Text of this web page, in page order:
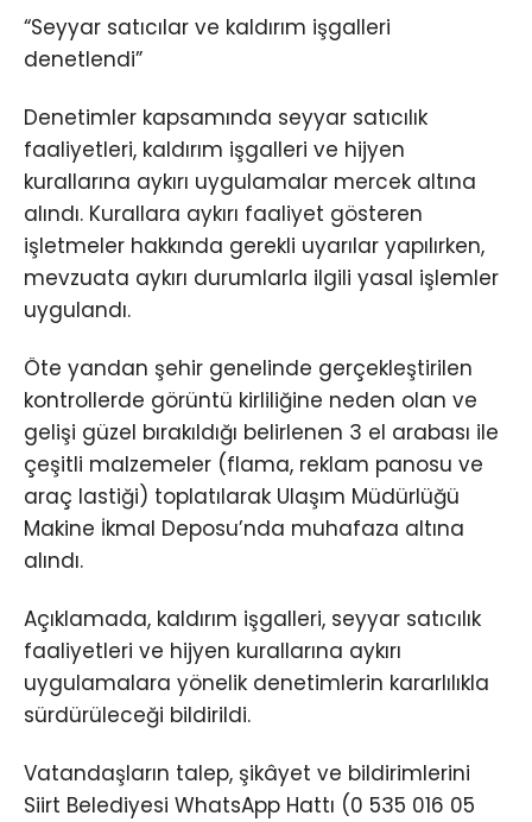
“Seyyar satıcılar ve kaldırım işgalleri
denetlendi”
Denetimler kapsamında seyyar satıcılık
faaliyetleri, kaldırım işgalleri ve hijyen
kurallarına aykırı uygulamalar mercek altına
alındı. Kurallara aykırı faaliyet gösteren
işletmeler hakkında gerekli uyarılar yapılırken,
mevzuata aykırı durumlarla ilgili yasal işlemler
uygulandı.
Öte yandan şehir genelinde gerçekleştirilen
kontrollerde görüntü kirliliğine neden olan ve
gelişi güzel bırakıldığı belirlenen 3 el arabası ile
çeşitli malzemeler (flama, reklam panosu ve
araç lastiği) toplatılarak Ulaşım Müdürlüğü
Makine İkmal Deposu’nda muhafaza altına
alındı.
Açıklamada, kaldırım işgalleri, seyyar satıcılık
faaliyetleri ve hijyen kurallarına aykırı
uygulamalara yönelik denetimlerin kararlılıkla
sürdürüleceği bildirildi.
Vatandaşların talep, şikâyet ve bildirimlerini
Siirt Belediyesi WhatsApp Hattı (0 535 016 05